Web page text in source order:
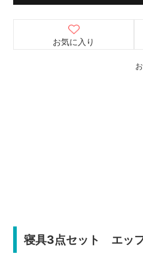
お気に入り
寝具3点セット エッ